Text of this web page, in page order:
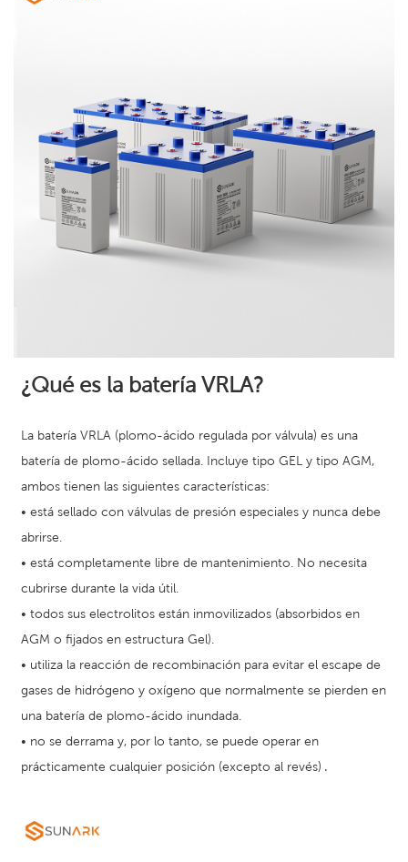
¿Qué es la batería VRLA?
La batería VRLA (plomo-ácido regulada por válvula) es una
batería de plomo-ácido sellada. Incluye tipo GEL y tipo AGM,
ambos tienen las siguientes características:
•está selladocon válvulas de presión especiales y nunca debe
abrirse.
•está completamente libre de mantenimiento. No necesita
cubrirse durante la vida útil.
•todossus electrolitos están inmovilizados (absorbidos en
AGM o fijados en estructura Gel).
• utiliza la reacción de recombinación para evitar el escape de
gases de hidrógeno y oxígeno que normalmente se pierden en
una batería de plomo-ácido inundada.
• no se derrama y, por lo tanto, se puede operar en
prácticamente cualquier posición (excepto al revés) .